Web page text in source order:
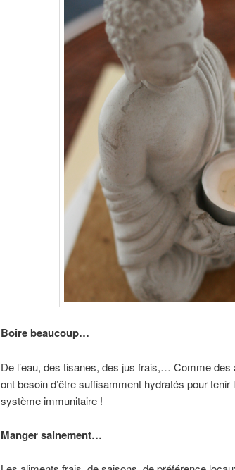
Boire beaucoup…
De l’eau, des tisanes, des jus frais,… Comme
ont besoin d’être suffisamment hydratés pour
système immunitaire !
Manger sainement…